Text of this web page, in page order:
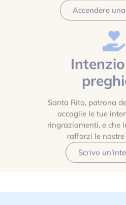
Accendere
Santa Rita, patrona
accoglie le tue
ringraziamenti, e che
rafforzi le nostre
Scrivo